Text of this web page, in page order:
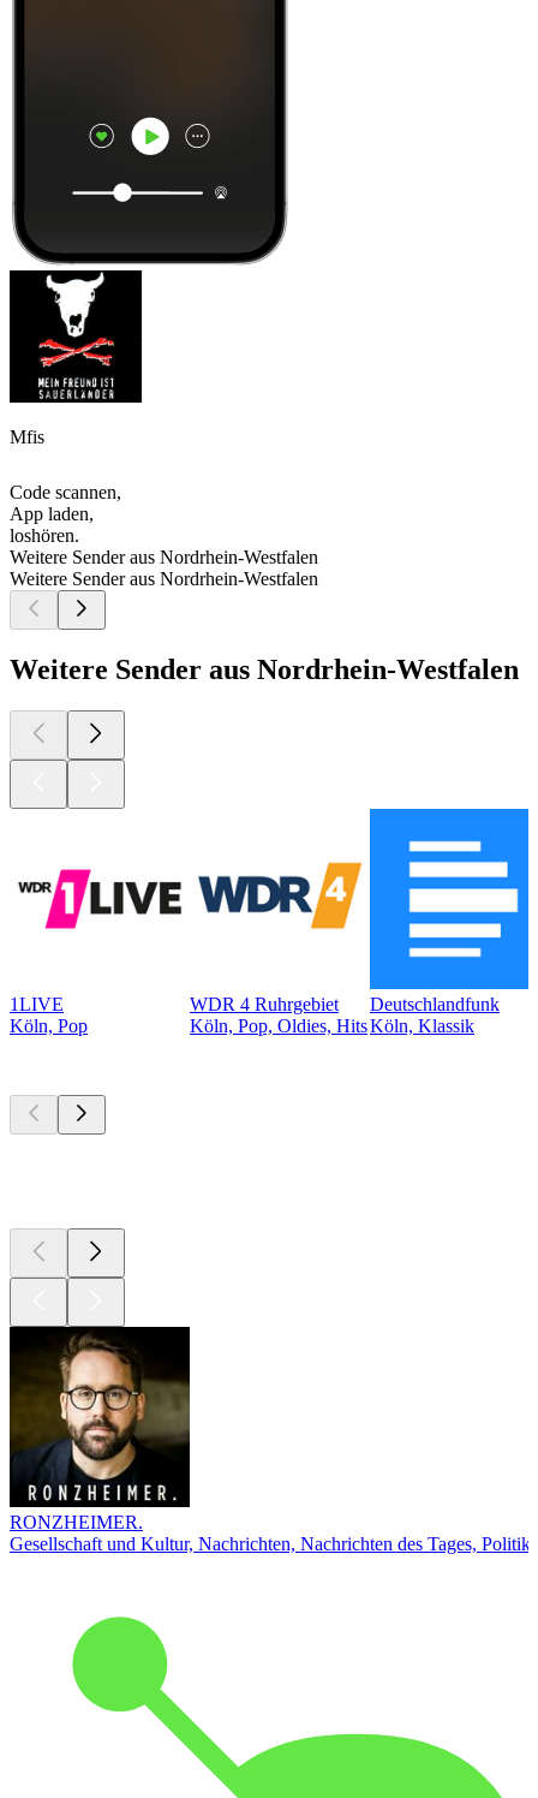
Mfis
Code scannen,
App laden,
loshören.
Weitere Sender aus Nordrhein-Westfalen
Weitere Sender aus Nordrhein-Westfalen
Weitere Sender aus Nordrhein-Westfalen
1LIVE
Köln, Pop
WDR 4 Ruhrgebiet
Köln, Pop, Oldies, Hits
Deutschlandfunk
Köln, Klassik
RONZHEIMER.
Gesellschaft und Kultur, Nachrichten, Nachrichten des Tages, Politik